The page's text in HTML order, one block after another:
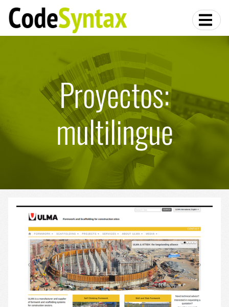
Proyectos:
multilingue